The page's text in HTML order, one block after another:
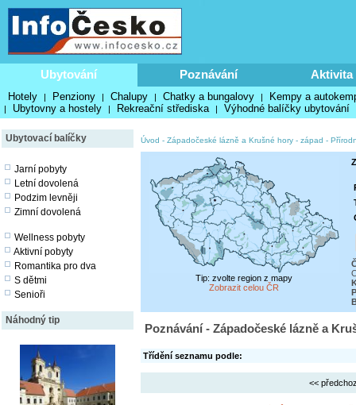
Ubytování Poznávání Aktivita
Hotely | Penziony | Chalupy | Chatky a bungalovy | Kempy a
| Ubytovny a hostely | Rekreační střediska | Výhodné balíčky ubytování
Ubytovací balíčky
Jarní pobyty
Letní dovolená
Podzim levněji
Zimní dovolená
Wellness pobyty
Aktivní pobyty
Romantika pro dva
S dětmi
Senioři
Náhodný tip
Úvod - Západočeské lázně a Krušné hory - západ -
Tip: zvolte region z mapy
Zobrazit celou ČR
Poznávání - Západočeské lázně a
Třídění seznamu podle:
<<